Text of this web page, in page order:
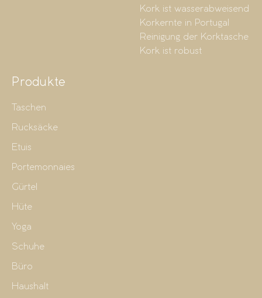
Kork ist wasserabweisend
Korkernte in Portugal
Reinigung der Korktasche
Kork ist robust
Produkte
Taschen
Rucksäcke
Etuis
Portemonnaies
Gürtel
Hüte
Yoga
Schuhe
Büro
Haushalt